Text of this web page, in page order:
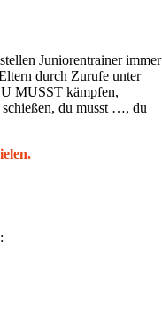
Juniorentrainer immer
durch Zurufe unter
MUSST kämpfen,
schießen, du musst …, du